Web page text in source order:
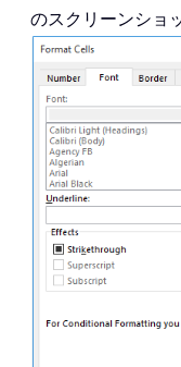
のスクリーンショ